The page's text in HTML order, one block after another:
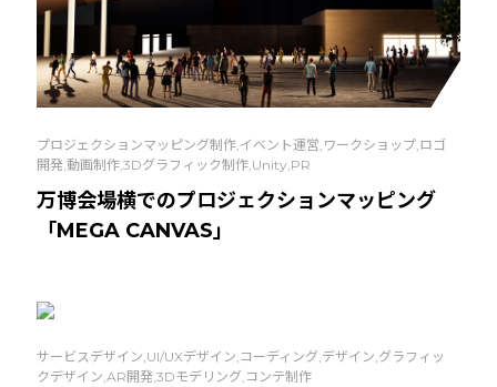
プロジェクションマッピング制作,イベント運営,ワークショップ,ロゴ
開発,動画制作,3Dグラフィック制作,Unity,PR
万博会場横でのプロジェクションマッピング
「MEGA CANVAS」
サービスデザイン,UI/UXデザイン,コーディング,デザイン,グラフィッ
クデザイン,AR開発,3Dモデリング,コンテ制作